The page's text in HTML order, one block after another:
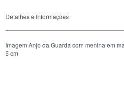
Detalhes e Informações
Imagem Anjo da Guarda com menina em
5 cm